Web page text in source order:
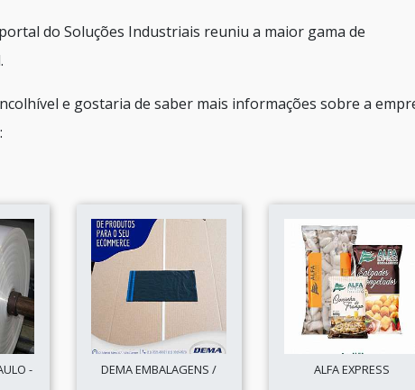
do Soluções Industriais reuniu a maior gama de
e gostaria de saber mais informações sobre a
-
DEMA EMBALAGENS /
ALFA EXPRESS